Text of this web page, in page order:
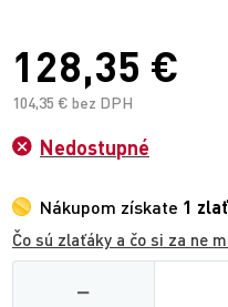
128,35 €
104,35 € bez DPH
Nedostupné
Nákupom získate 1
Čo sú zlaťáky a čo si za ne
−